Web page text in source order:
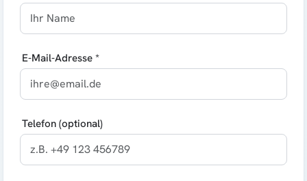
E-Mail-Adresse *
Telefon (optional)